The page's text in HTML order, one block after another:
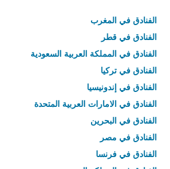
الفنادق في المغرب
الفنادق في قطر
الفنادق في المملكة العربية السعودية
الفنادق في تركيا
الفنادق في إندونيسيا
الفنادق في الامارات العربية المتحدة
الفنادق في البحرين
الفنادق في مصر
الفنادق في فرنسا